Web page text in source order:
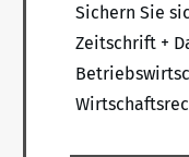
Sichern Sie
Zeitschrift +